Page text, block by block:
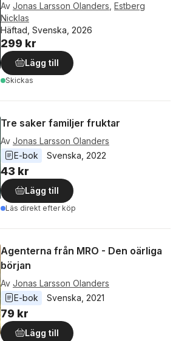
Av Jonas Larsson Olanders Estberg
Nicklas
Häftad, Svenska, 2026
299 kr
Lägg till
Skickas
Tre saker familjer fruktar
Av Jonas Larsson Olanders
E-bok
Svenska 2022
43 kr
Lägg till
Läs direkt efter köp
Agenterna från MRO - Den oärliga
början
Av Jonas Larsson Olanders
E-bok
Svenska 2021
79 kr
Lägg till